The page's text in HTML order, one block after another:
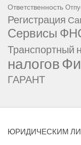
Ответственность
Регистрация
Сервисы
Транспортный
налогов
ГАРАНТ
ЮРИДИЧЕСКИМ